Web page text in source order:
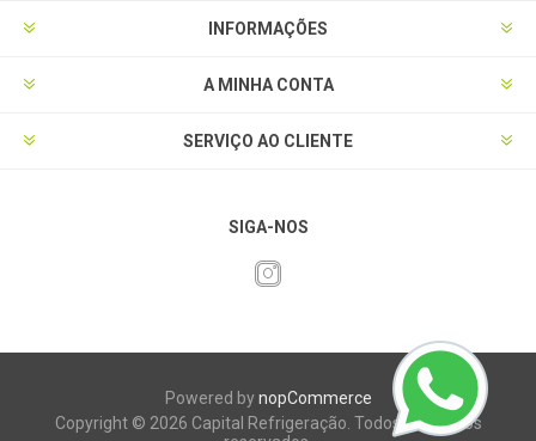
INFORMAÇÕES
A MINHA CONTA
SERVIÇO AO CLIENTE
SIGA-NOS
Powered bynopCommerce
Copyright © 2026 Capital Refrigeração. Todos os direitos